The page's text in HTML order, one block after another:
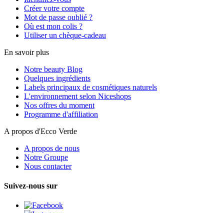
Créer votre compte
Mot de passe oublié ?
Où est mon colis ?
Utiliser un chèque-cadeau
En savoir plus
Notre beauty Blog
Quelques ingrédients
Labels principaux de cosmétiques naturels
L'environnement selon Niceshops
Nos offres du moment
Programme d'affiliation
A propos d'Ecco Verde
A propos de nous
Notre Groupe
Nous contacter
Suivez-nous sur